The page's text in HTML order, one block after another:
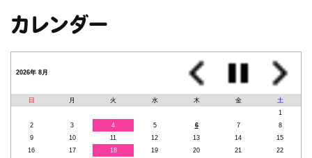
カレンダー
2026年 8月
日 月 火 水 木 金
土
1
2
3 4 5 6 7
8
9
10 11 12 13 14
15
16
17 18 19 20 21
22